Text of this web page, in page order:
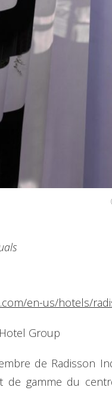
en-us/hotels/
Group
de Radisson
de gamme du